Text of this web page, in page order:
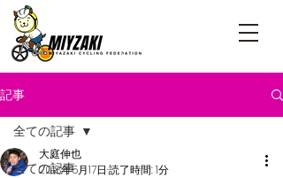
記事
全ての記事
全ての記事
大庭伸也
2018年5月17日 読了時間: 1分